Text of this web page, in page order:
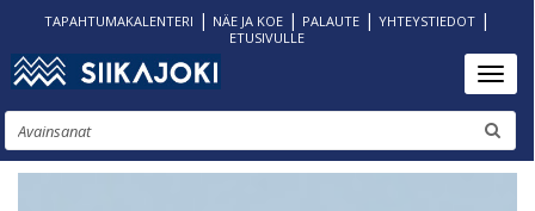
Hyppää
pääsisältöön
TAPAHTUMAKALENTERI | NÄE JA KOE| PALAUTE| YHTEYSTIEDOT|
ETUSIVULLE
Etsi